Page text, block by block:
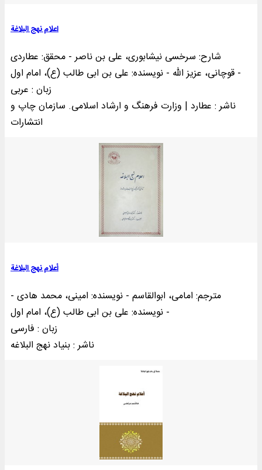
اعلام نهج البلاغة
شارح: سرخسی نیشابوری، علی بن ناصر - محقق: عطاردی
قوچانی، عزیز الله - نویسنده: علی بن ابی طالب (ع)، امام اول -
زبان : عربی
ناشر : عطارد | وزارت فرهنگ و ارشاد اسلامی. سازمان چاپ و
انتشارات
أعلام نهج البلاغة
مترجم: امامی، ابوالقاسم - نویسنده: امینی، محمد هادی -
نویسنده: علی بن ابی طالب (ع)، امام اول -
زبان : فارسی
ناشر : بنياد نهج البلاغه